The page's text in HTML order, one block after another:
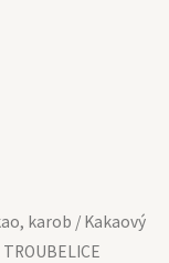
karob / Kakaový